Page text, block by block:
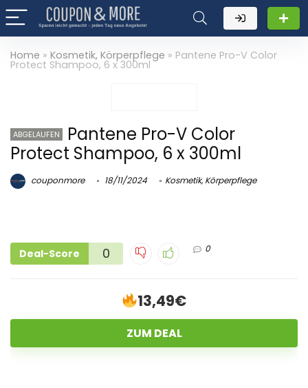
Home » Kosmetik, Körperpflege » Pantene Pro-V Color
Protect Shampoo, 6 x 300ml
ABGELAUFEN
Pantene Pro-V Color
Protect Shampoo, 6 x 300ml
couponmore 18/11/2024 Kosmetik, Körperpflege
Deal-Score 0 0
13,49€
ZUM DEAL